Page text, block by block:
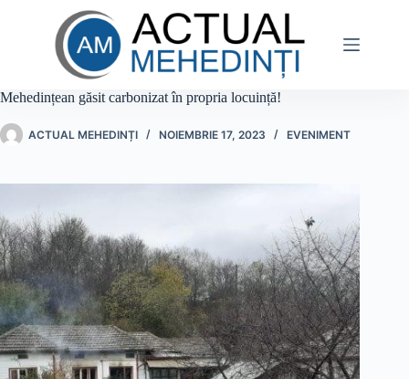
Mehedințean găsit carbonizat în propria locuință!
ACTUAL MEHEDINȚI NOIEMBRIE 17, 2023 EVENIMENT